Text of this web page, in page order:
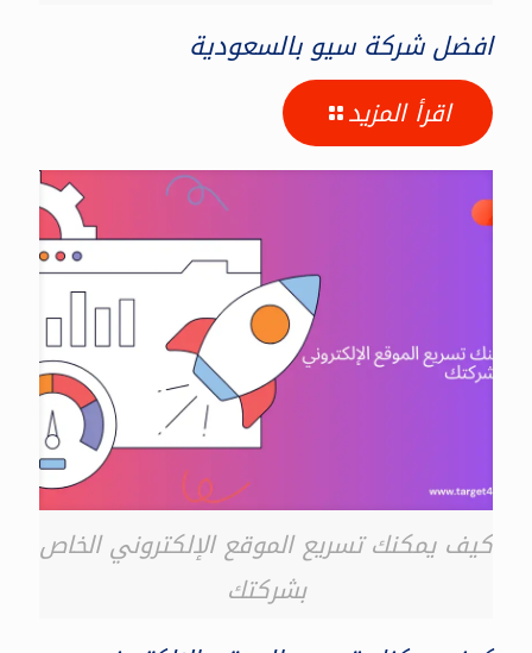
افضل شركة سيو بالسعودية
اقرأ المزيد
كيف يمكنك تسريع الموقع الإلكتروني الخاص
بشركتك